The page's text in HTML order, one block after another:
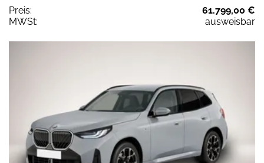
Preis:
61.799,00 €
MWSt:
ausweisbar